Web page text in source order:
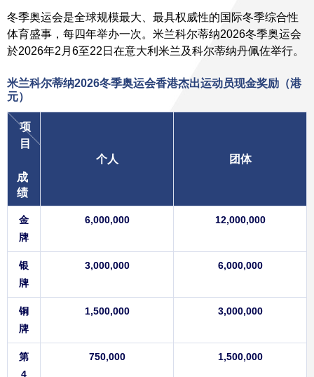
冬季奥运会是全球规模最大、最具权威性的国际冬季综合性
体育盛事，每四年举办一次。米兰科尔蒂纳2026冬季奥运会
於2026年2月6至22日在意大利米兰及科尔蒂纳丹佩佐举行。
米兰科尔蒂纳2026冬季奥运会香港杰出运动员现金奖励 （港
元）
项
目
成
绩
个人 团体
金
牌
6,000,000 12,000,000
银
牌
3,000,000 6,000,000
铜
牌
1,500,000 3,000,000
第
4
750,000 1,500,000